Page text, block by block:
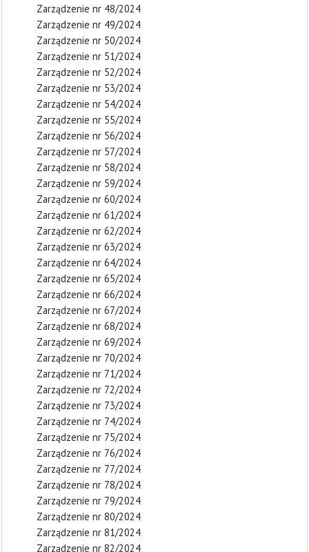
Zarządzenie nr 48/2024
Zarządzenie nr 49/2024
Zarządzenie nr 50/2024
Zarządzenie nr 51/2024
Zarządzenie nr 52/2024
Zarządzenie nr 53/2024
Zarządzenie nr 54/2024
Zarządzenie nr 55/2024
Zarządzenie nr 56/2024
Zarządzenie nr 57/2024
Zarządzenie nr 58/2024
Zarządzenie nr 59/2024
Zarządzenie nr 60/2024
Zarządzenie nr 61/2024
Zarządzenie nr 62/2024
Zarządzenie nr 63/2024
Zarządzenie nr 64/2024
Zarządzenie nr 65/2024
Zarządzenie nr 66/2024
Zarządzenie nr 67/2024
Zarządzenie nr 68/2024
Zarządzenie nr 69/2024
Zarządzenie nr 70/2024
Zarządzenie nr 71/2024
Zarządzenie nr 72/2024
Zarządzenie nr 73/2024
Zarządzenie nr 74/2024
Zarządzenie nr 75/2024
Zarządzenie nr 76/2024
Zarządzenie nr 77/2024
Zarządzenie nr 78/2024
Zarządzenie nr 79/2024
Zarządzenie nr 80/2024
Zarządzenie nr 81/2024
Zarządzenie nr 82/2024